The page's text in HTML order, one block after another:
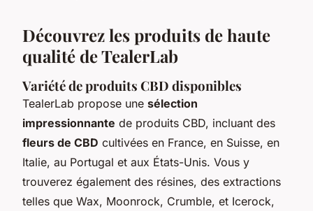
Découvrez les produits de haute
qualité de TealerLab
Variété de produits CBD disponibles
TealerLab propose une sélection
impressionnante de produits CBD, incluant des
fleurs de CBD cultivées en France, en Suisse, en
Italie, au Portugal et aux États-Unis. Vous y
trouverez également des résines, des extractions
telles que Wax, Moonrock, Crumble, et Icerock,